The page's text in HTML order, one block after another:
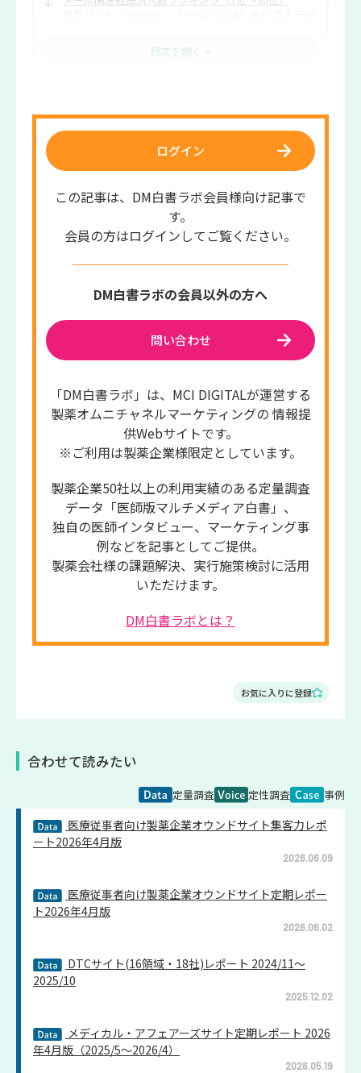
ログイン
この記事は、DM白書ラボ会員様向け記事で
す。
会員の方はログインしてご覧ください。
DM白書ラボの会員以外の方へ
問い合わせ
「DM白書ラボ」は、MCI DIGITALが運営する
製薬オムニチャネルマーケティングの 情報提
供Webサイトです。
※ご利用は製薬企業様限定としています。
製薬企業50社以上の利用実績のある定量調査
データ「医師版マルチメディア白書」、
独自の医師インタビュー、マーケティング事
例などを記事としてご提供。
製薬会社様の課題解決、実行施策検討に活用
いただけます。
DM白書ラボとは？
お気に入りに登録
合わせて読みたい
定量調査 定性調査 事例
医療従事者向け製薬企業オウンドサイト集客力レポ
ート2026年4月版
2026.06.09
医療従事者向け製薬企業オウンドサイト定期レポー
ト2026年4月版
2026.06.02
DTCサイト(16領域・18社)レポート 2024/11～
2025/10
2025.12.02
メディカル・アフェアーズサイト定期レポート 2026
年4月版（2025/5～2026/4）
2026.05.19